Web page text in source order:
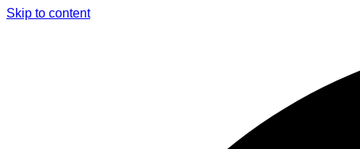
Skip to content